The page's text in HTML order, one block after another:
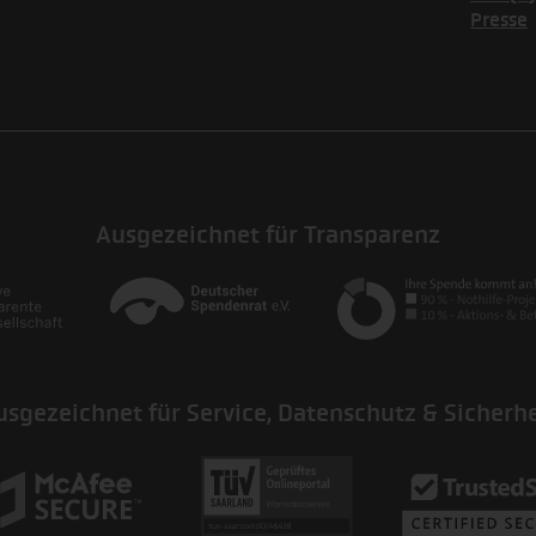
Presse
Ausgezeichnet für Transparenz
für Service, Datenschutz &